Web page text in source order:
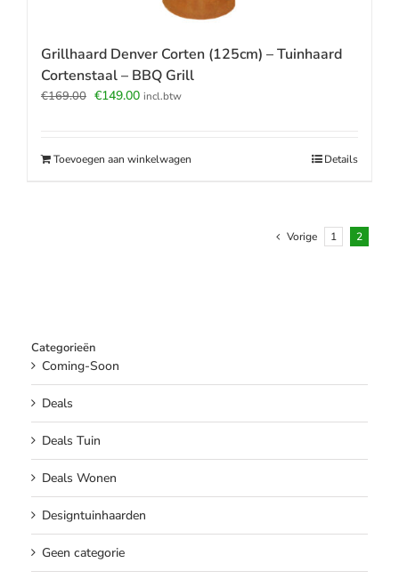
Grillhaard Denver Corten (125cm) – Tuinhaard
Cortenstaal – BBQ Grill
€169.00 Oorspronkelijke
€169.00.
€149.00Huidige
€149.00.
incl.btw
Toevoegen aan winkelwagen Details
Vorige 1 2
Categorieën
Coming-Soon
Deals
Deals Tuin
Deals Wonen
Designtuinhaarden
Geen categorie